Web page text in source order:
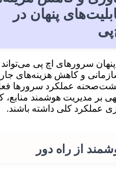
پنهان در
پنهان سرورهای اچ‌ پی
و کاهش هزینه‌های
پشت‌صحنه عملکرد سرورها
بر مدیریت هوشمند
عملکرد کلی داشته باشند.